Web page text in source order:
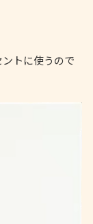
トに使うので